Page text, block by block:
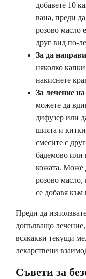
добавете 10
вана, преди
розово масло
друг вид по-
За да
няколко
накиснете
За лечение
можете да
дифузер или
шията и
смесите с
бадемово или
кожата. Може
розово масло,
се добавя към
Преди да
допълващо лечение,
всякакви текущи
лекарствени
Съвети за